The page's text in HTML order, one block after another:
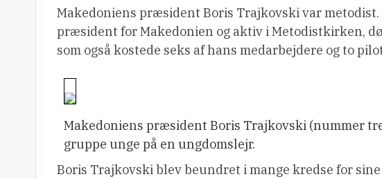
Makedoniens præsident Boris Trajkovski var
præsident for Makedonien og aktiv i Metodistkirken,
som også kostede seks af hans medarbejdere og to
Makedoniens præsident Boris Trajkovski (nummer
gruppe unge på en ungdomslejr.
Boris Trajkovski blev beundret i mange kredse for